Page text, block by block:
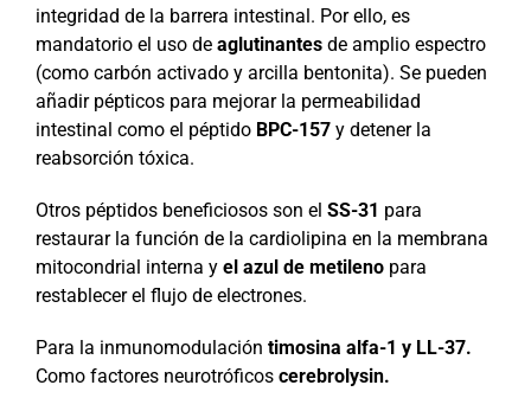
integridad de la barrera intestinal. Por ello, es
mandatorio el uso de aglutinantesde amplio espectro
(como carbón activado y arcilla bentonita). Se pueden
añadir pépticos para mejorar la permeabilidad
intestinal como el péptido BPC-157y detener la
reabsorción tóxica.
Otros péptidos beneficiosos son el SS-31 para
restaurar la función de la cardiolipina en la membrana
mitocondrial interna y el azul de metilenopara
restablecer el flujo de electrones.
Para la inmunomodulación timosina alfa-1 y LL-37.
Como factores neurotróficos cerebrolysin.